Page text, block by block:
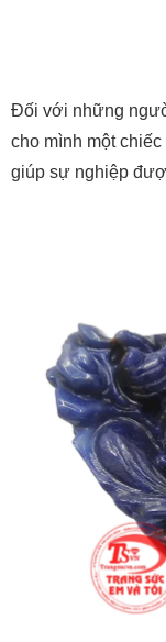
Đối với những
cho mình một
giúp sự nghiệp